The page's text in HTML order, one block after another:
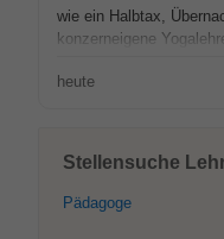
wie ein Halbtax,
konzerneigene
heute
Stellensuche
Pädagoge